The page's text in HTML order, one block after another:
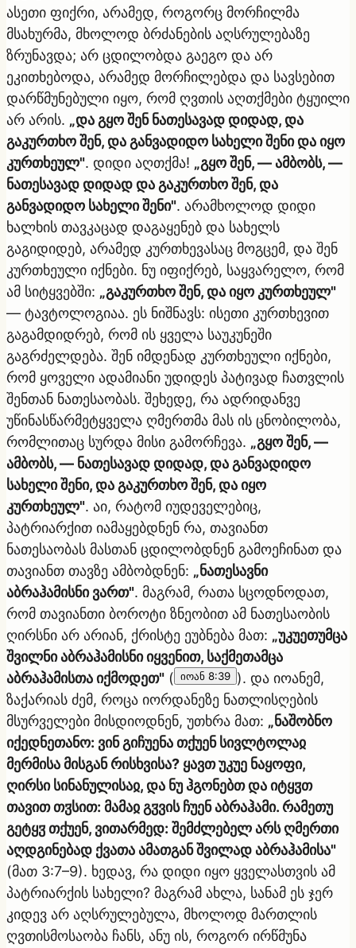
ასეთი ფიქრი, არამედ, როგორც მორჩილმა
მსახურმა, მხოლოდ ბრძანების აღსრულებაზე
ზრუნავდა; არ ცდილობდა გაეგო და არ
ეკითხებოდა, არამედ მორჩილებდა და სავსებით
დარწმუნებული იყო, რომ ღვთის აღთქმები ტყუილი
არ არის. „და გყო შენ ნათესავად დიდად, და
გაკურთხო შენ, და განვადიდო სახელი შენი და იყო
კურთხეულ". დიდი აღთქმა! „გყო შენ, — ამბობს, —
ნათესავად დიდად და გაკურთხო შენ, და
განვადიდო სახელი შენი". არამხოლოდ დიდი
ხალხის თავკაცად დაგაყენებ და სახელს
გაგიდიდებ, არამედ კურთხევასაც მოგცემ, და შენ
კურთხეული იქნები. ნუ იფიქრებ, საყვარელო, რომ
ამ სიტყვებში: „გაკურთხო შენ, და იყო კურთხეულ"
— ტავტოლოგიაა. ეს ნიშნავს: ისეთი კურთხევით
გაგამდიდრებ, რომ ის ყველა საუკუნეში
გაგრძელდება. შენ იმდენად კურთხეული იქნები,
რომ ყოველი ადამიანი უდიდეს პატივად ჩათვლის
შენთან ნათესაობას. შეხედე, რა ადრიდანვე
უწინასწარმეტყველა ღმერთმა მას ის ცნობილობა,
რომლითაც სურდა მისი გამორჩევა. „გყო შენ, —
ამბობს, — ნათესავად დიდად, და განვადიდო
სახელი შენი, და გაკურთხო შენ, და იყო
კურთხეულ". აი, რატომ იუდეველებიც,
პატრიარქით იამაყებდნენ რა, თავიანთ
ნათესაობას მასთან ცდილობდნენ გამოეჩინათ და
თავიანთ თავზე ამბობდნენ: „ნათესავნი
აბრაჰამისნი ვართ". მაგრამ, რათა სცოდნოდათ,
რომ თავიანთი ბოროტი ზნეობით ამ ნათესაობის
ღირსნი არ არიან, ქრისტე ეუბნება მათ: „უკუეთუმცა
შვილნი აბრაჰამისნი იყვენით, საქმეთამცა
აბრაჰამისთა იქმოდეთ" ( იოან 8:39 ). და იოანემ,
ზაქარიას ძემ, როცა იორდანეზე ნათლისღების
მსურველები მისდიოდნენ, უთხრა მათ: „ნაშობნო
იქედნეთანო: ვინ გიჩუენა თქუენ სივლტოლაჲ
მერმისა მისგან რისხვისა? ყავთ უკუე ნაყოფი,
ღირსი სინანულისაჲ, და ნუ ჰგონებთ და იტყჳთ
თავით თჳსით: მამაჲ გჳვის ჩუენ აბრაჰამი. რამეთუ
გეტყჳ თქუენ, ვითარმედ: შემძლებელ არს ღმერთი
აღდგინებად ქვათა ამათგან შვილად აბრაჰამისა"
(მათ 3:7–9). ხედავ, რა დიდი იყო ყველასთვის ამ
პატრიარქის სახელი? მაგრამ ახლა, სანამ ეს ჯერ
კიდევ არ აღსრულებულა, მხოლოდ მართლის
ღვთისმოსაობა ჩანს, ანუ ის, როგორ ირწმუნა